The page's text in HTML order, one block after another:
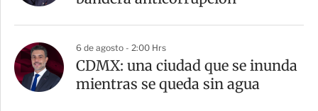
6 de agosto - 2:00 Hrs
CDMX: una ciudad que se inunda
mientras se queda sin agua